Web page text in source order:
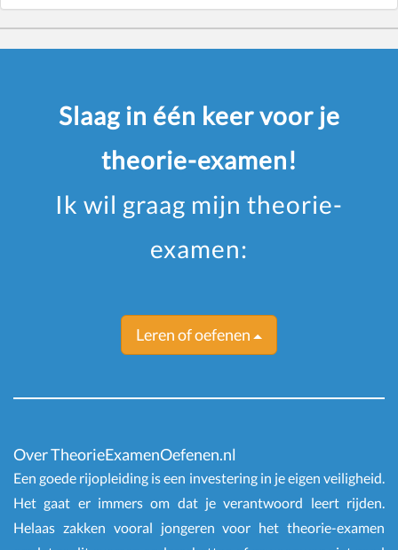
Slaag in één keer voor je
theorie-examen!
Ik wil graag mijn theorie-
examen:
Leren of oefenen
Over TheorieExamenOefenen.nl
Een goede rijopleiding is een investering in je eigen veiligheid.
Het gaat er immers om dat je verantwoord leert rijden.
Helaas zakken vooral jongeren voor het theorie-examen